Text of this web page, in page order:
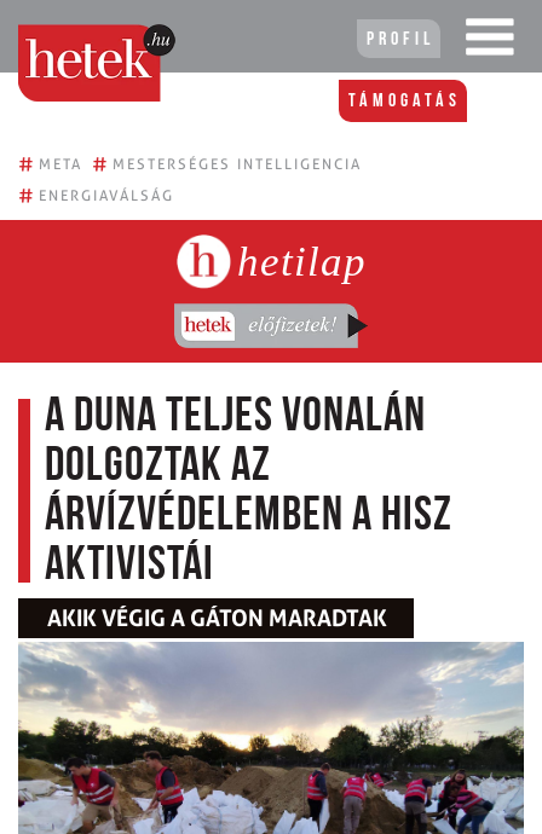
Profil
Támogatás
# META # MESTERSÉGES INTELLIGENCIA
# ENERGIAVÁLSÁG
hetilap
A Duna teljes vonalán
dolgoztak az
árvízvédelemben a HISZ
aktivistái
AKIK VÉGIG A GÁTON MARADTAK